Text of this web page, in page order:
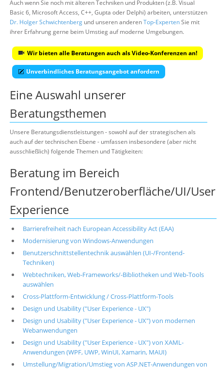
Auch wenn Sie noch mit älteren Techniken und Produkten (z.B. Visual
Basic 6, Microsoft Access, C++, Gupta oder Delphi) arbeiten, unterstützen
Dr. Holger Schwichtenberg und unseren anderenTop-ExpertenSie mit
ihrer Erfahrung gerne beim Umstieg auf moderne Umgebungen.
Wir bieten alle Beratungen auch als Video-Konferenzen an!
Unverbindliches Beratungsangebot anfordern
Eine Auswahl unserer
Beratungsthemen
Unsere Beratungsdienstleistungen - sowohl auf der strategischen als
auch auf der technischen Ebene - umfassen insbesondere (aber nicht
ausschließlich) folgende Themen und Tätigkeiten:
Beratung im Bereich
Frontend/Benutzeroberfläche/UI/User
Experience
Barrierefreiheit nach European Accessibility Act (EAA)
Modernisierung von Windows-Anwendungen
Benutzerschnittstellentechnik auswählen (UI-/Frontend-
Techniken)
Webtechniken, Web-Frameworks/-Bibliotheken und Web-Tools
auswählen
Cross-Plattform-Entwicklung / Cross-Plattform-Tools
Design und Usability ("User Experience - UX")
Design und Usability ("User Experience - UX") von modernen
Webanwendungen
Design und Usability ("User Experience - UX") von XAML-
Anwendungen (WPF, UWP, WinUI, Xamarin, MAUI)
Umstellung/Migration/Umstieg von ASP.NET-Anwendungen von